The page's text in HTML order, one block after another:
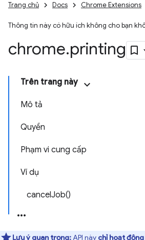
Trang chủ Docs Chrome Extensions
Thông tin này có hữu ích không cho bạn
chrome.printing
Trên trang này
Mô tả
Quyền
Phạm vi cung cấp
Ví dụ
cancelJob()
Lưu ý quan trọng:API này chỉ hoạt